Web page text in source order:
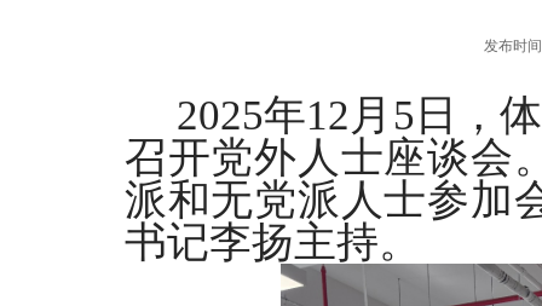
发布时
2025年12 月 5 日，
召开党外人士座谈会
派和无党派人士参加
书记李扬主持。